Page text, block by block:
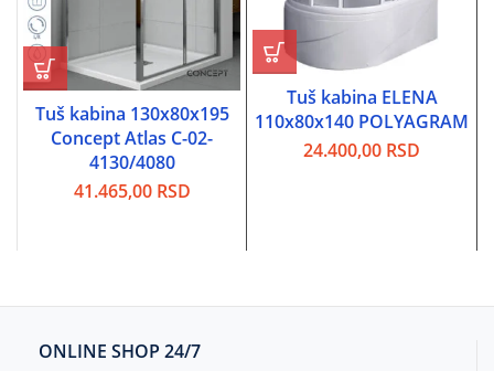
Tuš kabina 130x80x195
Concept Atlas C-02-
4130/4080
41.465,00 RSD
Tuš kabina ELENA
110x80x140 POLYAGRAM
24.400,00 RSD
ONLINE SHOP 24/7